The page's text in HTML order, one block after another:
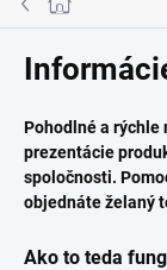
Domov
Pohodlné a rýchle
prezentácie
spoločnosti.
objednáte želaný
Ako to teda